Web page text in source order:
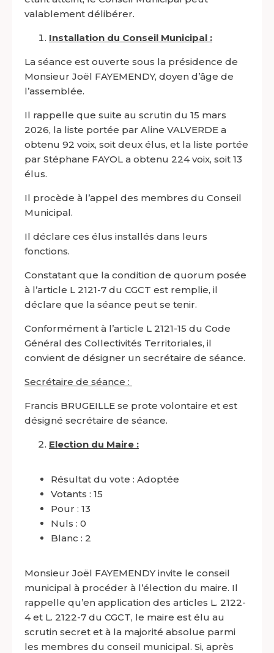
valablement délibérer.
Installation du Conseil Municipal :
La séance est ouverte sous la présidence de
Monsieur Joël FAYEMENDY, doyen d’âge de
l’assemblée.
Il rappelle que suite au scrutin du 15 mars
2026, la liste portée par Aline VALVERDE a
obtenu 92 voix, soit deux élus, et la liste portée
par Stéphane FAYOL a obtenu 224 voix, soit 13
élus.
Il procède à l’appel des membres du Conseil
Municipal.
Il déclare ces élus installés dans leurs
fonctions.
Constatant que la condition de quorum posée
à l’article L 2121-7 du CGCT est remplie, il
déclare que la séance peut se tenir.
Conformément à l’article L 2121-15 du Code
Général des Collectivités Territoriales, il
convient de désigner un secrétaire de séance.
Secrétaire de séance :
Francis BRUGEILLE se prote volontaire et est
désigné secrétaire de séance.
Election du Maire :
Résultat du vote : Adoptée
Votants : 15
Pour : 13
Nuls : 0
Blanc : 2
Monsieur Joël FAYEMENDY invite le conseil
municipal à procéder à l’élection du maire. Il
rappelle qu’en application des articles L. 2122-
4 et L. 2122-7 du CGCT, le maire est élu au
scrutin secret et à la majorité absolue parmi
les membres du conseil municipal. Si, après